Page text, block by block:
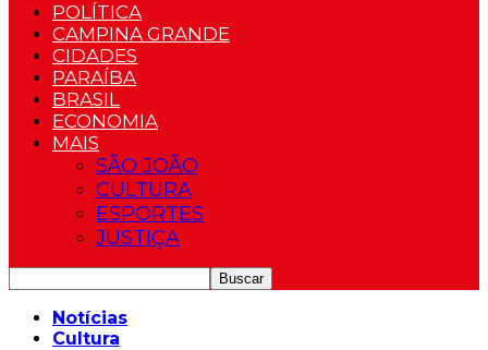
POLÍTICA
CAMPINA GRANDE
CIDADES
PARAÍBA
BRASIL
ECONOMIA
MAIS
SÃO JOÃO
CULTURA
ESPORTES
JUSTIÇA
Notícias
Cultura